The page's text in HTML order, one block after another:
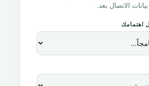
الاتصال بعد.
اهتمامك